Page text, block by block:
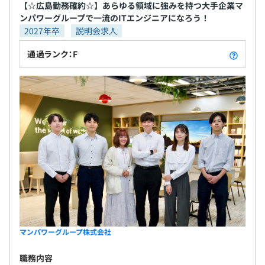
【☆広島勤務確約☆】あらゆる領域に強みを持つ大手企業マ
ンパワーグループで一流のITエンジニアになろう！
2027年卒
説明会求人
通過ランク：F
マンパワーグループ株式会社
職務内容